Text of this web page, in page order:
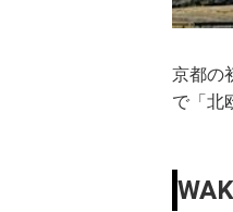
京都の
で「北